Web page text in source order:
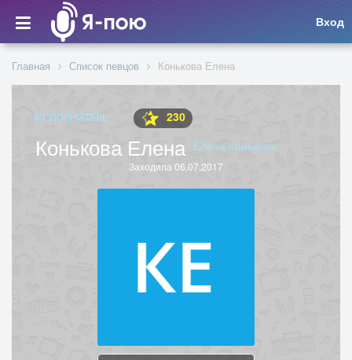
Вход
Главная Список певцов Конькова Елена
ИСПОЛНИТЕЛЬ 230
Конькова Елена Елена Конькова
Заходила 06.07.2017